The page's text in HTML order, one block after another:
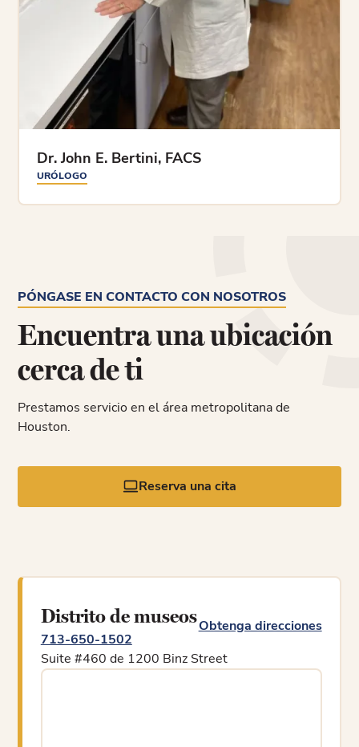
Dr. John E. Bertini, FACS
URÓLOGO
PÓNGASE EN CONTACTO CON NOSOTROS
Encuentra una ubicación
cerca de ti
Prestamos servicio en el área metropolitana de
Houston.
Reserva una cita
Distrito de museos
713-650-1502
Obtenga direcciones
Suite #460 de 1200 Binz Street